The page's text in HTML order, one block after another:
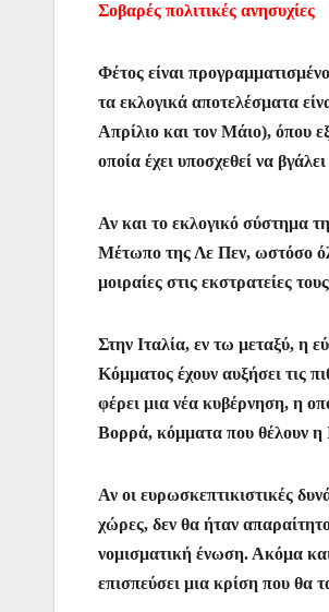
Σοβαρές πολιτικές ανησυχίες
Φέτος είναι
τα εκλογικά αποτελέσματα
Απρίλιο και τον Μάιο), όπου
οποία έχει υποσχεθεί να
Αν και το εκλογικό σύστημα
Μέτωπο της Λε Πεν, ωστόσο
μοιραίες στις εκστρατείες
Στην Ιταλία, εν τω μεταξύ, η
Κόμματος έχουν αυξήσει τις
φέρει μια νέα κυβέρνηση, η
Βορρά, κόμματα που θέλουν η
Αν οι ευρωσκεπτικιστικές
χώρες, δεν θα ήταν
νομισματική ένωση. Ακόμα
επισπεύσει μια κρίση που θα